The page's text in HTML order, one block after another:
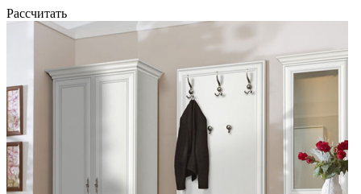
Рассчитать